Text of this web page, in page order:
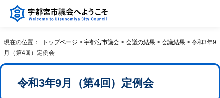
現在の位置： トップページ > 宇都宮市議会 > 会議の結果 > 会議結果 > 令和3年9
月（第4回）定例会
令和3年9月（第4回）定例会